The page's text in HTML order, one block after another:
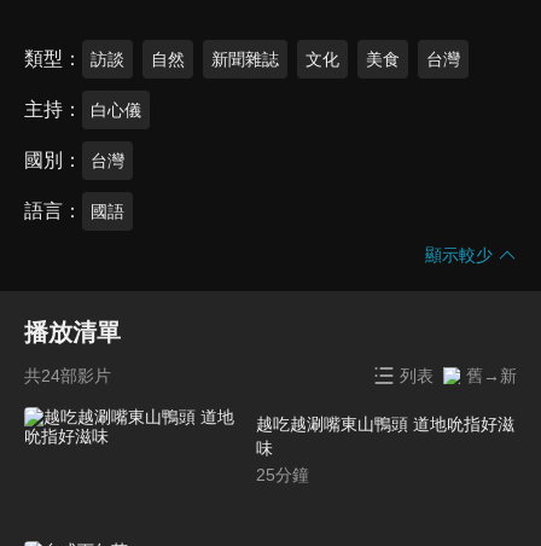
類型 訪談 自然 新聞雜誌 文化 美食 台灣
主持 白心儀
國別 台灣
語言 國語
顯示較少
播放清單
共24部影片 列表 舊→新
越吃越涮嘴東山鴨頭 道地吮指好滋
味
25分鐘